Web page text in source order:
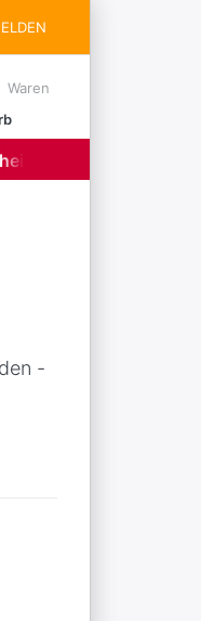
die Eingabetaste, um
Waren
-